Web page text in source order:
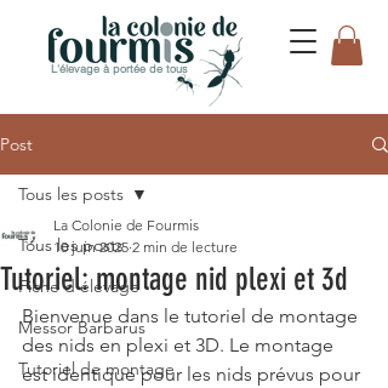
L'élevage à portée de tous
Post
Tous les posts
Fiche d'élevage
Messor Barbarus
Tutoriel de montage
Tous les posts
Tutoriel: montage nid plexi et 3d
La Colonie de Fourmis
10 juin 2025 2 min de lecture
Bienvenue dans le tutoriel de montage
des nids en plexi et 3D. Le montage
est identique pour les nids prévus pour